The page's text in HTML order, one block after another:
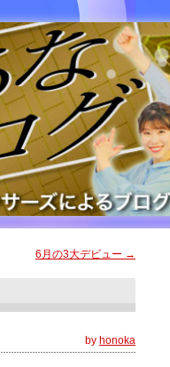
6月の3大デビュー →
by honoka